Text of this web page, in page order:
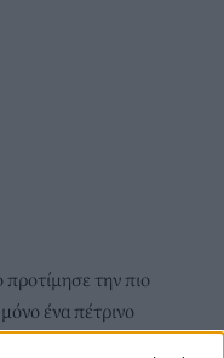
προτίμησε την πιο
ένα πέτρινο